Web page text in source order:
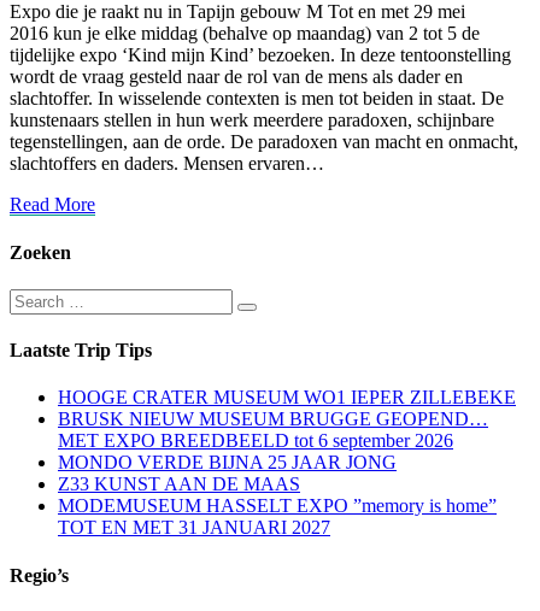
muziek
en
foto’s
in
Tapijnkazerne
Maastricht
Expo die je raakt nu in Tapijn gebouw M Tot en met 29 mei
2016 kun je elke middag (behalve op maandag) van 2 tot 5 de
tijdelijke expo ‘Kind mijn Kind’ bezoeken. In deze tentoonstelling
wordt de vraag gesteld naar de rol van de mens als dader en
slachtoffer. In wisselende contexten is men tot beiden in staat. De
kunstenaars stellen in hun werk meerdere paradoxen, schijnbare
tegenstellingen, aan de orde. De paradoxen van macht en onmacht,
slachtoffers en daders. Mensen ervaren…
Read MoreRead
Zoeken
Search
for:
Search
Laatste Trip Tips
HOOGE CRATER MUSEUM WO1 IEPER ZILLEBEKE
BRUSK NIEUW MUSEUM BRUGGE GEOPEND…
MET EXPO BREEDBEELD tot 6 september 2026
MONDO VERDE BIJNA 25 JAAR JONG
Z33 KUNST AAN DE MAAS
MODEMUSEUM HASSELT EXPO ”memory is home”
TOT EN MET 31 JANUARI 2027
Regio’s